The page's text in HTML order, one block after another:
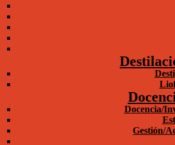
Docencia/
Gestión/